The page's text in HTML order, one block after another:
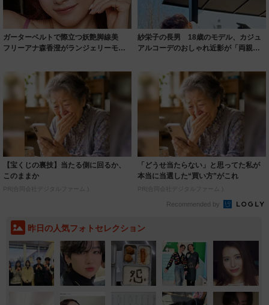
ガーターベルトで際立つ妖艶脚線美
フリーアナ森香澄がランジェリーモデ
紗栄子の長男 18歳のモデル、カジュ
アルコーデのおしゃれ近影が「両親の
【宝くじの裏技】当たる側に回るか、
このままか
PR(合同会社デジタルファーム )
「どうせ当たらない」と思ってた私が
本当に当選した“買い方”がこれ
PR(合同会社デジタルファーム )
Recommended by
昨日の人気フォトセレクション